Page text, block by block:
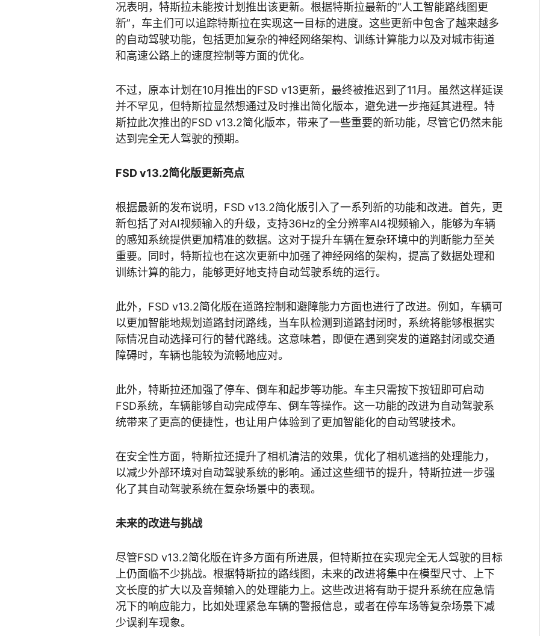
况表明，特斯拉未能按计划推出该更新。根据特斯拉最新的“人工智能路线图更
新”，车主们可以追踪特斯拉在实现这一目标的进度。这些更新中包含了越来越多
的自动驾驶功能，包括更加复杂的神经网络架构、训练计算能力以及对城市街道
和高速公路上的速度控制等方面的优化。
不过，原本计划在10月推出的FSD v13更新，最终被推迟到了11月。虽然这样延误
并不罕见，但特斯拉显然想通过及时推出简化版本，避免进一步拖延其进程。特
斯拉此次推出的FSD v13.2简化版本，带来了一些重要的新功能，尽管它仍然未能
达到完全无人驾驶的预期。
FSD v13.2简化版更新亮点
根据最新的发布说明，FSD v13.2简化版引入了一系列新的功能和改进。首先，更
新包括了对AI视频输入的升级，支持36Hz的全分辨率AI4视频输入，能够为车辆
的感知系统提供更加精准的数据。这对于提升车辆在复杂环境中的判断能力至关
重要。同时，特斯拉也在这次更新中加强了神经网络的架构，提高了数据处理和
训练计算的能力，能够更好地支持自动驾驶系统的运行。
此外，FSD v13.2简化版在道路控制和避障能力方面也进行了改进。例如，车辆可
以更加智能地规划道路封闭路线，当车队检测到道路封闭时，系统将能够根据实
际情况自动选择可行的替代路线。这意味着，即便在遇到突发的道路封闭或交通
障碍时，车辆也能较为流畅地应对。
此外，特斯拉还加强了停车、倒车和起步等功能。车主只需按下按钮即可启动
FSD系统，车辆能够自动完成停车、倒车等操作。这一功能的改进为自动驾驶系
统带来了更高的便捷性，也让用户体验到了更加智能化的自动驾驶技术。
在安全性方面，特斯拉还提升了相机清洁的效果，优化了相机遮挡的处理能力，
以减少外部环境对自动驾驶系统的影响。通过这些细节的提升，特斯拉进一步强
化了其自动驾驶系统在复杂场景中的表现。
未来的改进与挑战
尽管FSD v13.2简化版在许多方面有所进展，但特斯拉在实现完全无人驾驶的目标
上仍面临不少挑战。根据特斯拉的路线图，未来的改进将集中在模型尺寸、上下
文长度的扩大以及音频输入的处理能力上。这些改进将有助于提升系统在应急情
况下的响应能力，比如处理紧急车辆的警报信息，或者在停车场等复杂场景下减
少误刹车现象。